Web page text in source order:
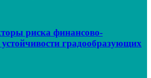
риска финансово-
градообразующих